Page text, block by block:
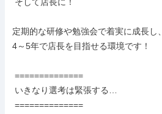
定期的な研修や勉強会で着実に成長し、
4～5年で店長を目指せる環境です！